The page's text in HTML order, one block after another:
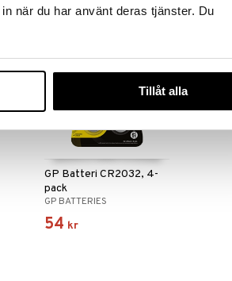
när du har använt deras tjänster. Du
Tillåt alla
GP Batteri CR2032, 4-
pack
GP BATTERIES
54 kr